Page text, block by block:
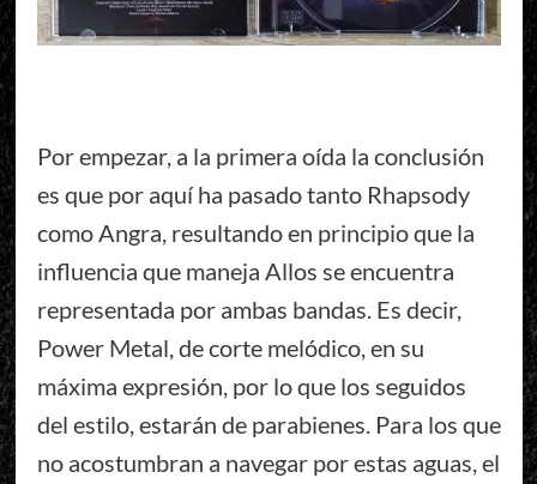
Por empezar, a la primera oída la conclusión
es que por aquí ha pasado tanto Rhapsody
como Angra, resultando en principio que la
influencia que maneja Allos se encuentra
representada por ambas bandas. Es decir,
Power Metal, de corte melódico, en su
máxima expresión, por lo que los seguidos
del estilo, estarán de parabienes. Para los que
no acostumbran a navegar por estas aguas, el